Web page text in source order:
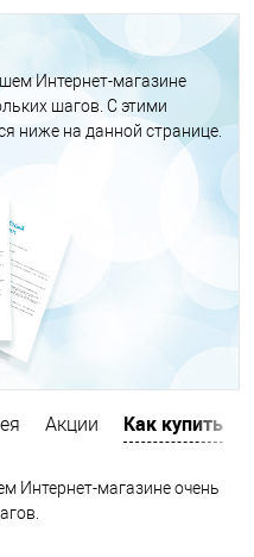
Интернет-магазине
шагов. С этими
ниже на данной странице.
Акции Как купить
Интернет-магазине очень